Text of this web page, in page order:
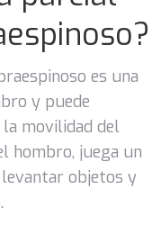
es una
y puede
la movilidad del
hombro, juega un
levantar objetos y